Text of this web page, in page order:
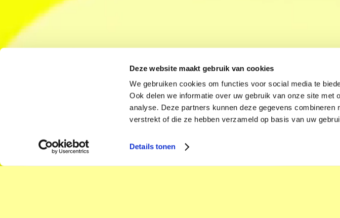
Deze website maakt gebruik van cookies
We gebruiken cookies om functies voor social media te
Ook delen we informatie over uw gebruik van onze site met
analyse. Deze partners kunnen deze gegevens combineren
verstrekt of die ze hebben verzameld op basis van uw
Details tonen